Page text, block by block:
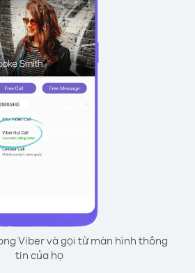
Viber và gọi từ màn hình thông
tin của họ